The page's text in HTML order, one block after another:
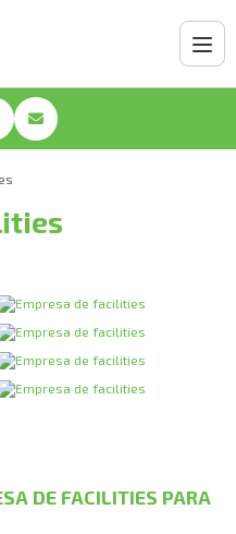
DE FACILITIES PARA